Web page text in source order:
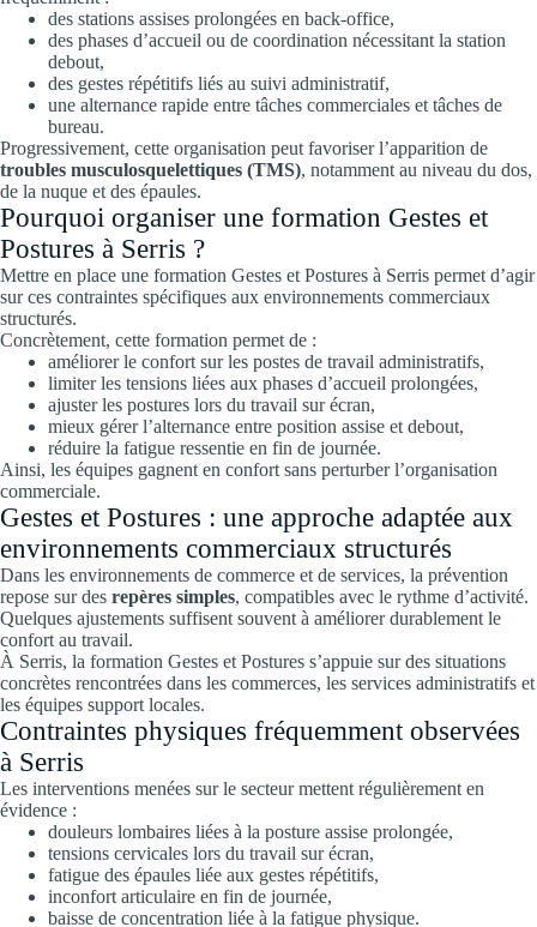
des stations assises prolongées en back-office,
des phases d’accueil ou de coordination nécessitant la station
debout,
des gestes répétitifs liés au suivi administratif,
une alternance rapide entre tâches commerciales et tâches de
bureau.
Progressivement, cette organisation peut favoriser l’apparition de
troubles musculosquelettiques (TMS), notamment au niveau du dos,
de la nuque et des épaules.
Pourquoi organiser une formation Gestes et
Postures à Serris ?
Mettre en place une formation Gestes et Postures à Serris permet d’agir
sur ces contraintes spécifiques aux environnements commerciaux
structurés.
Concrètement, cette formation permet de :
améliorer le confort sur les postes de travail administratifs,
limiter les tensions liées aux phases d’accueil prolongées,
ajuster les postures lors du travail sur écran,
mieux gérer l’alternance entre position assise et debout,
réduire la fatigue ressentie en fin de journée.
Ainsi, les équipes gagnent en confort sans perturber l’organisation
commerciale.
Gestes et Postures : une approche adaptée aux
environnements commerciaux structurés
Dans les environnements de commerce et de services, la prévention
repose sur des repères simples, compatibles avec le rythme d’activité.
Quelques ajustements suffisent souvent à améliorer durablement le
confort au travail.
À Serris, la formation Gestes et Postures s’appuie sur des situations
concrètes rencontrées dans les commerces, les services administratifs et
les équipes support locales.
Contraintes physiques fréquemment observées
à Serris
Les interventions menées sur le secteur mettent régulièrement en
évidence :
douleurs lombaires liées à la posture assise prolongée,
tensions cervicales lors du travail sur écran,
fatigue des épaules liée aux gestes répétitifs,
inconfort articulaire en fin de journée,
baisse de concentration liée à la fatigue physique.